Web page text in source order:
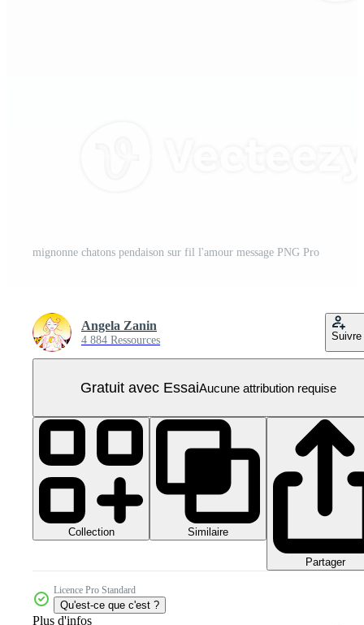
mignonne chatons pendaison sur fil l'amour message PNG Pro
Angela Zanin
4 884 Ressources Suivre
Gratuit avec EssaiAucune attribution requise
Collection Similaire
Partager
Licence Pro Standard
Qu'est-ce que c'est ?
Plus d'infos